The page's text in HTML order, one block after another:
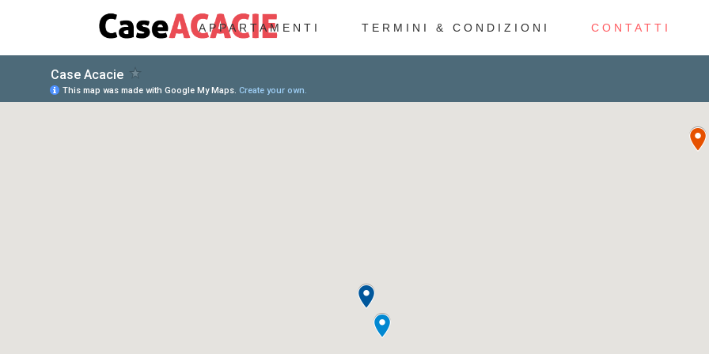
APPARTAMENTI TERMINI & CONDIZIONI CONTATTI